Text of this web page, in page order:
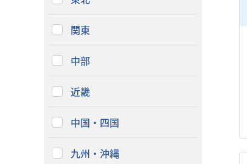
関東
中部
近畿
中国・四国
九州・沖縄